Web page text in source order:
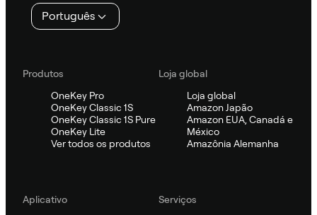
Português
Produtos
OneKey Pro
OneKey Classic 1S
OneKey Classic 1S Pure
OneKey Lite
Ver todos os produtos
Loja global
Loja global
Amazon Japão
Amazon EUA, Canadá e
México
Amazônia Alemanha
Aplicativo
Serviços